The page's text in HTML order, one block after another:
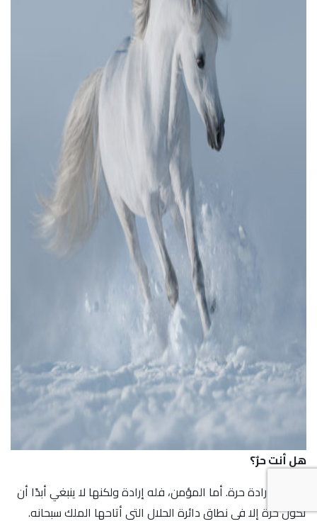
هل أنت حرٌ؟
للإنسان إرادة حرة. أما المؤمن، فله إرادة ولكنها لا ينبغي أبدًا أن
تكون حرّة إلا في نطاق دائرة الحلال التي أتاحها الملك سبحانه.